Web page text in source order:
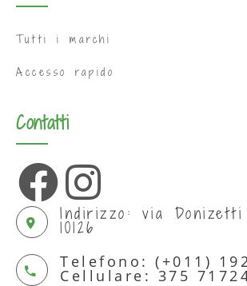
Tutti i marchi
Accesso rapido
Contatti
Indirizzo: via Donizetti
10126
Telefono: (+011)
Cellulare: 375